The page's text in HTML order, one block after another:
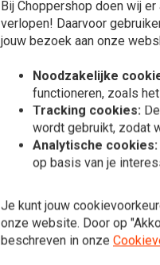
0
Bij Choppershop doen wij
verlopen! Daarvoor
jouw bezoek aan onze
Noodzakelijke
functioneren, zoals
Tracking cookies:
wordt gebruikt, zodat
Analytische cookies:
op basis van je
Je kunt jouw
onze website. Door op
beschreven in onze